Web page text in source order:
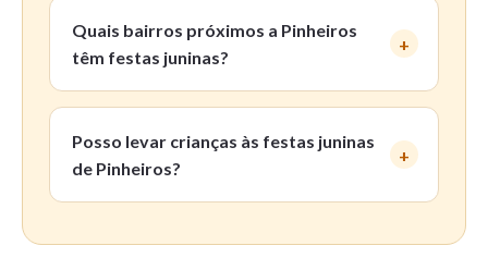
Quais bairros próximos a Pinheiros
têm festas juninas?
Posso levar crianças às festas juninas
de Pinheiros?